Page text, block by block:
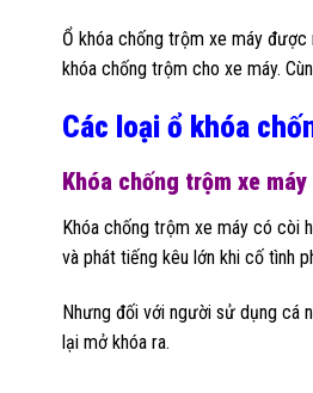
Ổ khóa chống trộm xe máy được
khóa chống trộm cho xe máy.
Các loại ổ khóa
Khóa chống trộm xe
Khóa chống trộm xe máy có còi
và phát tiếng kêu lớn khi cố tình
Nhưng đối với người sử dụng cá
lại mở khóa ra.